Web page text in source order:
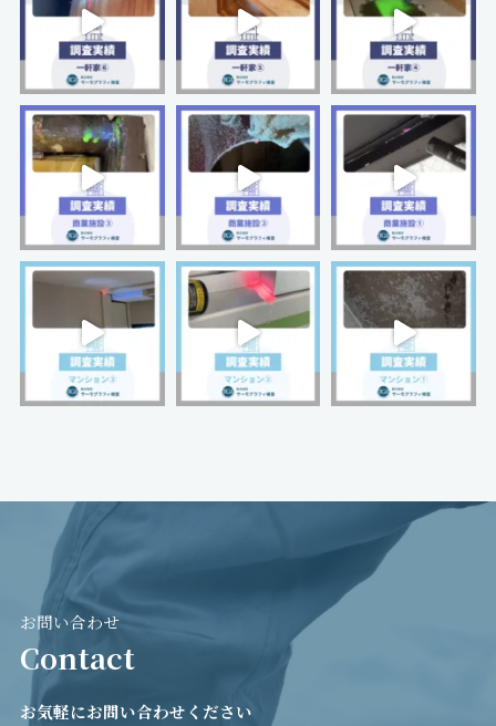
お問い合わせ
Contact
お気軽にお問い合わせください